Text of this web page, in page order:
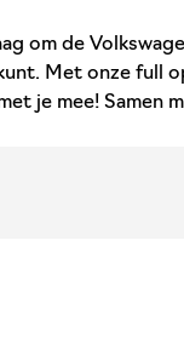
om de
Met onze full
je mee!